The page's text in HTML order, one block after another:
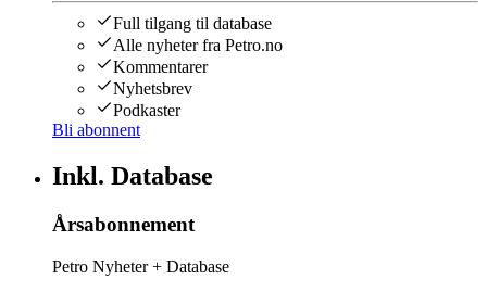
Full tilgang til database
Alle nyheter fra Petro.no
Kommentarer
Nyhetsbrev
Podkaster
Bli abonnent
Inkl. Database
Årsabonnement
Petro Nyheter + Database